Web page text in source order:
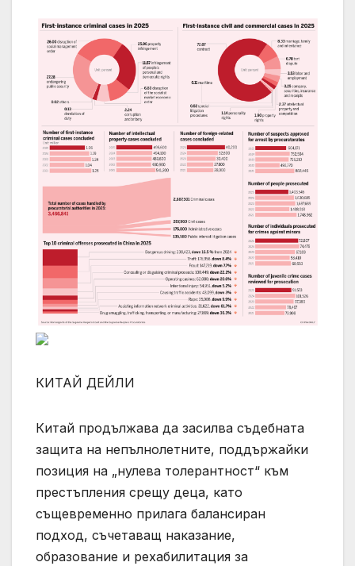
КИТАЙ ДЕЙЛИ
Китай продължава да засилва съдебната
защита на непълнолетните, поддържайки
позиция на „нулева толерантност“ към
престъпления срещу деца, като
същевременно прилага балансиран
подход, съчетаващ наказание,
образование и рехабилитация за